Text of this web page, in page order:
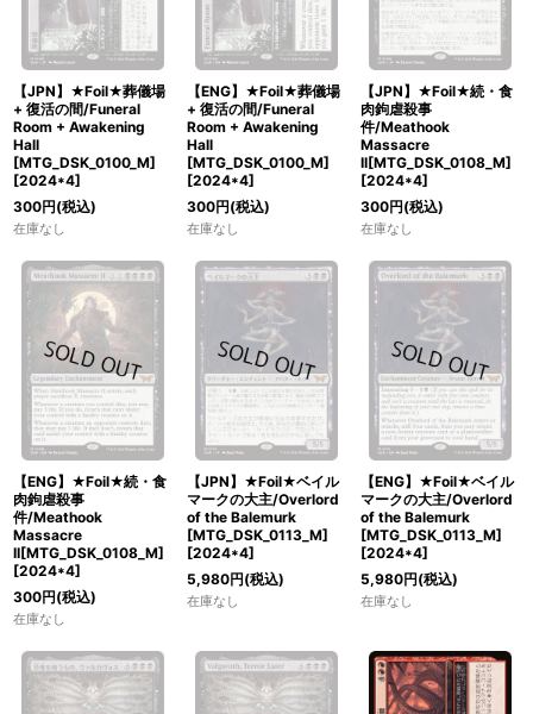
【JPN】★Foil★葬儀場
+ 復活の間/Funeral
Room + Awakening
Hall
[MTG_DSK_0100_M]
[2024*4]
300円(税込)
在庫なし
【ENG】★Foil★葬儀場
+ 復活の間/Funeral
Room + Awakening
Hall
[MTG_DSK_0100_M]
[2024*4]
300円(税込)
在庫なし
【JPN】★Foil★続・食
肉鉤虐殺事
件/Meathook
Massacre
II[MTG_DSK_0108_M]
[2024*4]
300円(税込)
在庫なし
【ENG】★Foil★続・食
肉鉤虐殺事
件/Meathook
Massacre
II[MTG_DSK_0108_M]
[2024*4]
300円(税込)
在庫なし
【JPN】★Foil★ベイル
マークの大主/Overlord
of the Balemurk
[MTG_DSK_0113_M]
[2024*4]
5,980円(税込)
在庫なし
【ENG】★Foil★ベイル
マークの大主/Overlord
of the Balemurk
[MTG_DSK_0113_M]
[2024*4]
5,980円(税込)
在庫なし